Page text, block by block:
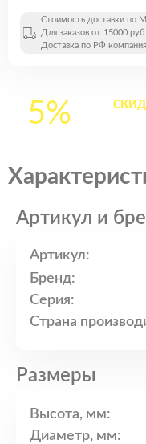
Стоимость доставки по
Для заказов от 15000
Доставка по РФ
5%
Артикул и
Артикул:
Бренд:
Серия:
Страна
Размеры
Высота, мм:
Диаметр, мм: